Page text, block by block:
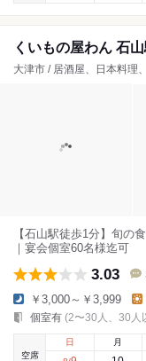
くいもの屋わん 石
大津市 / 居酒屋、日本料理
【石山駅徒歩1分】旬の
｜宴会個室60名様迄可
3.03
￥3,000～￥3,999
個室有 (2〜30人、30人
空席
日
月